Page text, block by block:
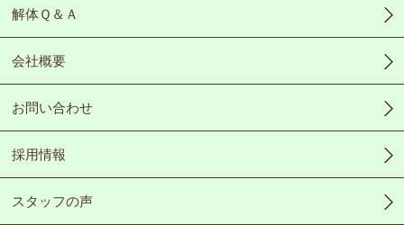
解体Ｑ＆Ａ
会社概要
お問い合わせ
採用情報
スタッフの声